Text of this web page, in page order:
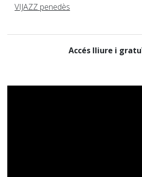
VIJAZZ penedès
Accés lliure i